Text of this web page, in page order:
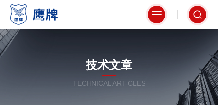
技术文章
TECHNICAL ARTICLES